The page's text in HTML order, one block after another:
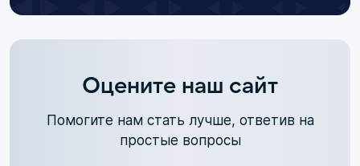
Оцените наш сайт
Помогите нам стать лучше, ответив на
простые вопросы